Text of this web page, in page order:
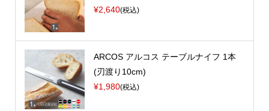
¥2,640(税込)
ARCOS アルコス テーブルナイフ 1本
(刃渡り10cm)
¥1,980(税込)